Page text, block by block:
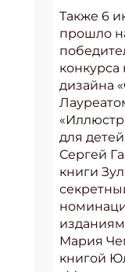
Также 6
прошло
дизайна
для
Сергей
книги
изданиям
Мария
книгой